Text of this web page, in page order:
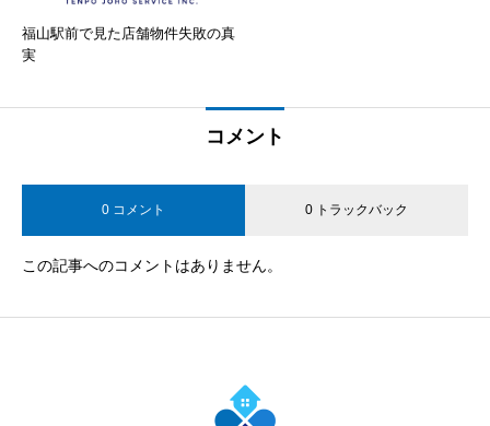
福山駅前で見た店舗物件失敗の真
実
コメント
0 コメント 0 トラックバック
この記事へのコメントはありません。